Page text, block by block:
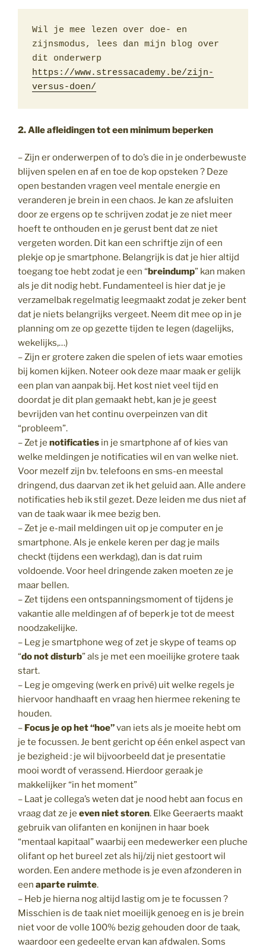
Wil je mee lezen over doe- en
zijnsmodus, lees dan mijn blog over
https://www.stressacademy.be/zijn-
versus-doen/
2. Alle afleidingen tot een minimum beperken
– Zijn er onderwerpen of to do’s die in je onderbewuste
blijven spelen en af en toe de kop opsteken ? Deze
open bestanden vragen veel mentale energie en
veranderen je brein in een chaos. Je kan ze afsluiten
door ze ergens op te schrijven zodat je ze niet meer
hoeft te onthouden en je gerust bent dat ze niet
vergeten worden. Dit kan een schriftje zijn of een
plekje op je smartphone. Belangrijk is dat je hier altijd
toegang toe hebt zodat je een “breindump” kan maken
als je dit nodig hebt. Fundamenteel is hier dat je je
verzamelbak regelmatig leegmaakt zodat je zeker bent
dat je niets belangrijks vergeet. Neem dit mee op in je
planning om ze op gezette tijden te legen (dagelijks,
wekelijks,…)
– Zijn er grotere zaken die spelen of iets waar emoties
bij komen kijken. Noteer ook deze maar maak er gelijk
een plan van aanpak bij. Het kost niet veel tijd en
doordat je dit plan gemaakt hebt, kan je je geest
bevrijden van het continu overpeinzen van dit
“probleem”.
– Zet je notificaties in je smartphone af of kies van
welke meldingen je notificaties wil en van welke niet.
Voor mezelf zijn bv. telefoons en sms-en meestal
dringend, dus daarvan zet ik het geluid aan. Alle andere
notificaties heb ik stil gezet. Deze leiden me dus niet af
van de taak waar ik mee bezig ben.
– Zet je e-mail meldingen uit op je computer en je
smartphone. Als je enkele keren per dag je mails
checkt (tijdens een werkdag), dan is dat ruim
voldoende. Voor heel dringende zaken moeten ze je
maar bellen.
– Zet tijdens een ontspanningsmoment of tijdens je
vakantie alle meldingen af of beperk je tot de meest
noodzakelijke.
– Leg je smartphone weg of zet je skype of teams op
“do not disturb” als je met een moeilijke grotere taak
start.
– Leg je omgeving (werk en privé) uit welke regels je
hiervoor handhaaft en vraag hen hiermee rekening te
houden.
– Focus je op het “hoe”van iets als je moeite hebt om
je te focussen. Je bent gericht op één enkel aspect van
je bezigheid : je wil bijvoorbeeld dat je presentatie
mooi wordt of verassend. Hierdoor geraak je
makkelijker “in het moment”
– Laat je collega’s weten dat je nood hebt aan focus en
vraag dat ze je even niet storen. Elke Geeraerts maakt
gebruik van olifanten en konijnen in haar boek
“mentaal kapitaal” waarbij een medewerker een pluche
olifant op het bureel zet als hij/zij niet gestoort wil
worden. Een andere methode is je even afzonderen in
een aparte ruimte.
– Heb je hierna nog altijd lastig om je te focussen ?
Misschien is de taak niet moeilijk genoeg en is je brein
niet voor de volle 100% bezig gehouden door de taak,
waardoor een gedeelte ervan kan afdwalen. Soms